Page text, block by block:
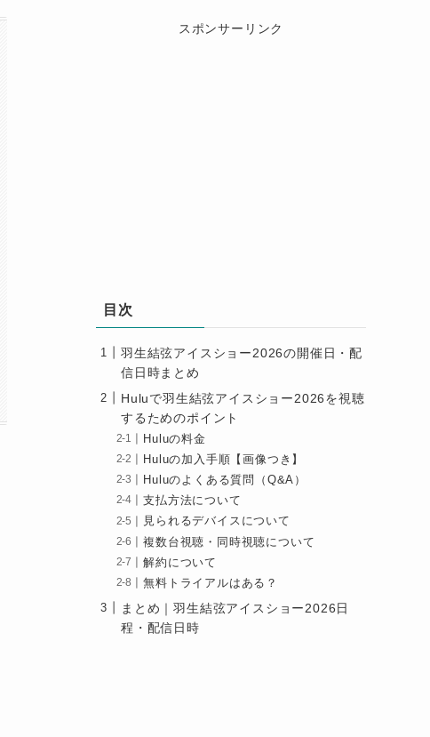
スポンサーリンク
目次
羽生結弦アイスショー2026の開催日・配
信日時まとめ
Huluで羽生結弦アイスショー2026を視聴
するためのポイント
Huluの料金
Huluの加入手順【画像つき】
Huluのよくある質問（Q&A）
支払方法について
見られるデバイスについて
複数台視聴・同時視聴について
解約について
無料トライアルはある？
まとめ｜羽生結弦アイスショー2026日
程・配信日時